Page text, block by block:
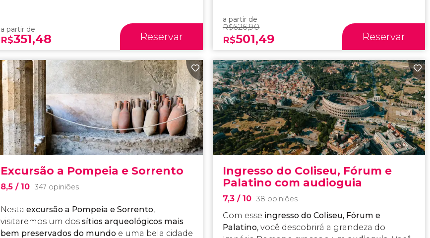
a partir de
R$351,48 Reservar
a partir de
R$626,90
R$501,49 Reservar
Excursão a Pompeia e Sorrento
8,5 / 10 347 opiniões
Nesta excursão a Pompeia e Sorrento,
visitaremos um dos sítios arqueológicos mais
bem preservados do mundo e uma bela cidade
Ingresso do Coliseu, Fórum e
Palatino com audioguia
7,3 / 10 38 opiniões
Com esse ingresso do Coliseu, Fórum e
Palatino, você descobrirá a grandeza do